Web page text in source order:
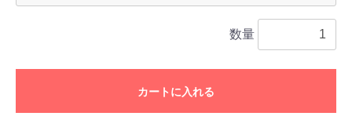
数量
カートに入れる